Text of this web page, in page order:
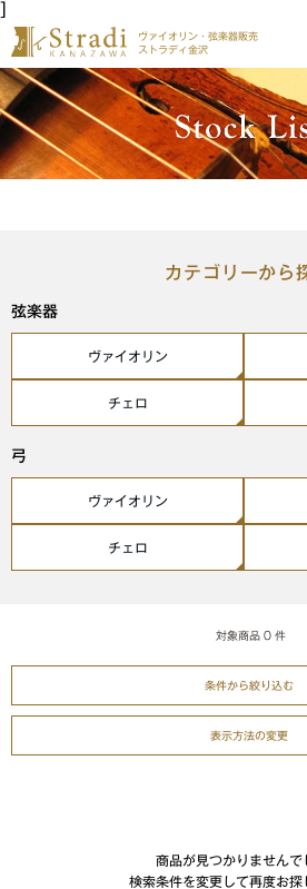
]
ヴァイオリン・弦楽器販売
ストラディ金沢
カテゴリーから
弦楽器
ヴァイオリン
チェロ
弓
ヴァイオリン
チェロ
対象商品 0 件
条件から絞り込む
表示方法の変更
商品が見つかりませんで
検索条件を変更して再度お探